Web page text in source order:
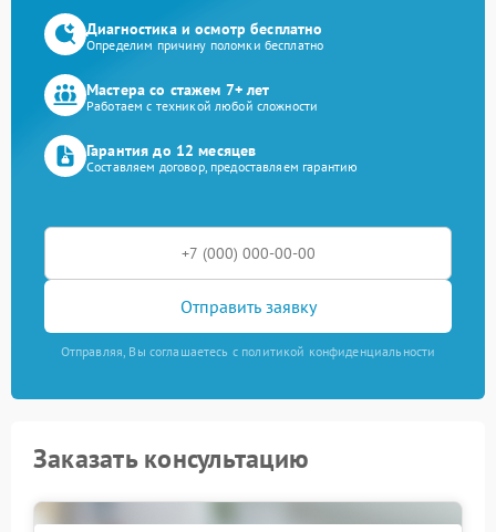
Диагностика и осмотр бесплатно
Определим причину поломки бесплатно
Мастера со стажем 7+ лет
Работаем с техникой любой сложности
Гарантия до 12 месяцев
Составляем договор, предоставляем гарантию
Отправить заявку
Отправляя, Вы соглашаетесь с политикой конфиденциальности
Заказать консультацию